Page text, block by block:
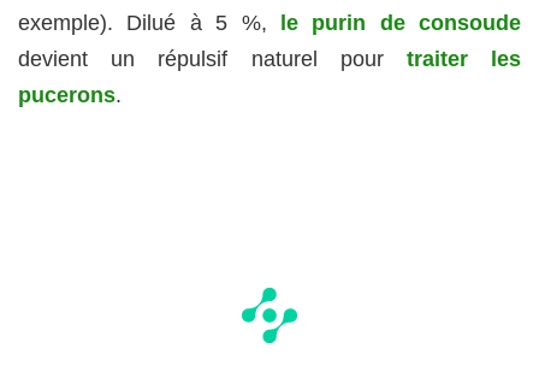
exemple). Dilué à 5 %, le purin de consoude
devient un répulsif naturel pour traiter les
pucerons.